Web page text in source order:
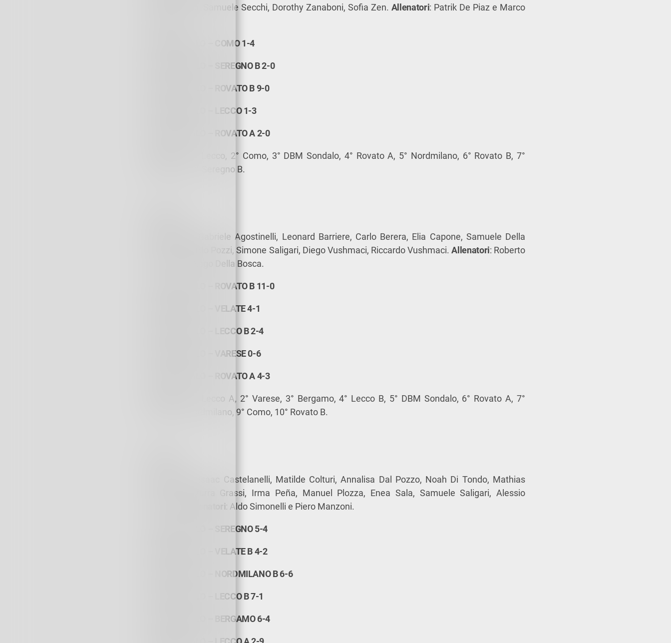
Andrea Rossi, Samuele Secchi, Dorothy Zanaboni, Sofia Zen. Allenatori: Patrik De Piaz e Marco
DBM SONDALO – COMO 1-4
DBM SONDALO – SEREGNO B 2-0
DBM SONDALO – ROVATO B 9-0
DBM SONDALO – LECCO 1-3
DBM SONDALO – ROVATO A 2-0
1° Lecco, 2° Como, 3° DBM Sondalo, 4° Rovato A, 5° Nordmilano, 6° Rovato B, 7°
Seregno A, 8° Seregno B.
Gabriele Agostinelli, Leonard Barriere, Carlo Berera, Elia Capone, Samuele Della
Bosca, Riccardo Pozzi, Simone Saligari, Diego Vushmaci, Riccardo Vushmaci.Allenatori: Roberto
Zucchelli e Diego Della Bosca.
DBM SONDALO – ROVATO B 11-0
DBM SONDALO – VELATE 4-1
DBM SONDALO – LECCO B 2-4
DBM SONDALO – VARESE 0-6
DBM SONDALO – ROVATO A 4-3
1° Lecco A, 2° Varese, 3° Bergamo, 4° Lecco B, 5° DBM Sondalo, 6° Rovato A, 7°
Velate, 8° Nordmilano, 9° Como, 10° Rovato B.
Isaac Castelanelli, Matilde Colturi, Annalisa Dal Pozzo, Noah Di Tondo, Mathias
Franzini, Azzurra Grassi, Irma Peña, Manuel Plozza, Enea Sala, Samuele Saligari, Alessio
: Aldo Simonelli e Piero Manzoni.
DBM SONDALO – SEREGNO 5-4
DBM SONDALO – VELATE B 4-2
DBM SONDALO – NORDMILANO B 6-6
DBM SONDALO – LECCO B 7-1
DBM SONDALO – BERGAMO 6-4